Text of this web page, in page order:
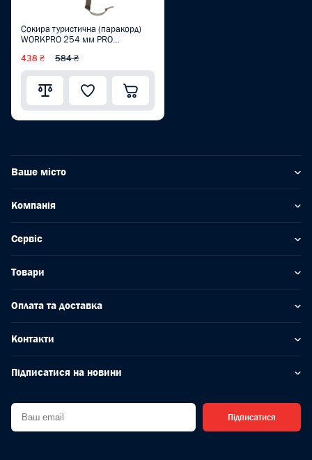
Сокира туристична (паракорд)
WORKPRO 254 мм PRO
438 ₴ 584 ₴
Ваше місто
Компанія
Сервіс
Товари
Оплата та доставка
Контакти
Підписатися на новини
Підписатися